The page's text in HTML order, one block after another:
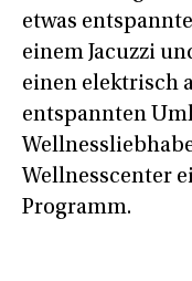
etwas
einem Jacuzzi
einen elektrisch
entspannten
Wellnesscenter
Programm.